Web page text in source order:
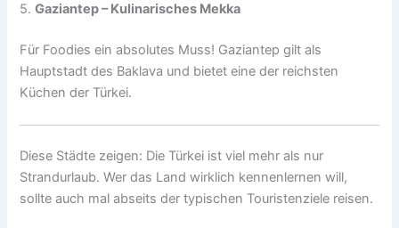
5.Gaziantep – Kulinarisches Mekka
Für Foodies ein absolutes Muss! Gaziantep gilt als
Hauptstadt des Baklava und bietet eine der reichsten
Küchen der Türkei.
Diese Städte zeigen: Die Türkei ist viel mehr als nur
Strandurlaub. Wer das Land wirklich kennenlernen will,
sollte auch mal abseits der typischen Touristenziele reisen.